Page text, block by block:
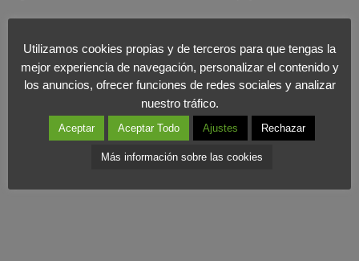
Utilizamos cookies propias y de terceros para que tengas la
mejor experiencia de navegación, personalizar el contenido y
los anuncios, ofrecer funciones de redes sociales y analizar
nuestro tráfico.
Aceptar Aceptar Todo Ajustes Rechazar
Más información sobre las cookies